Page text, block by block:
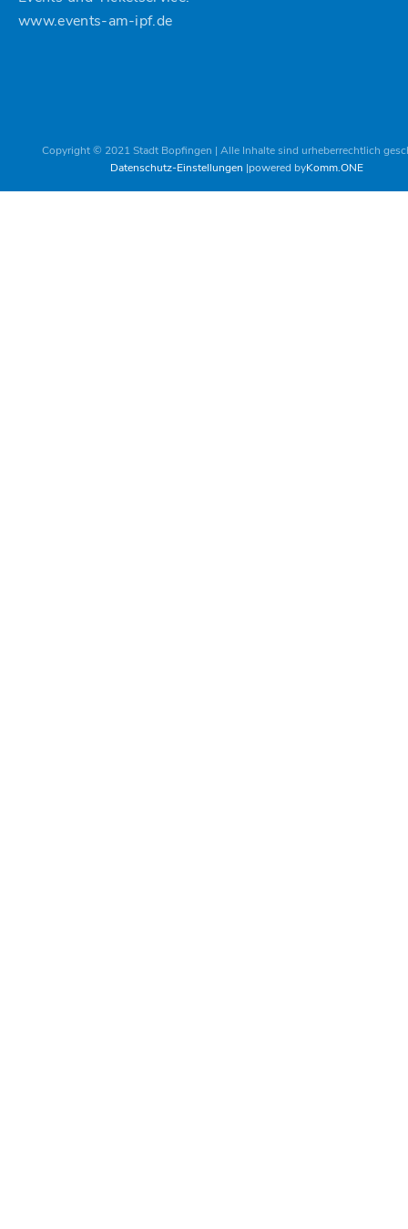
www.events-am-ipf.de
Copyright © 2021 Stadt Bopfingen | Alle Inhalte sind urheberrechtlich
Datenschutz-Einstellungen powered byKomm.ONE